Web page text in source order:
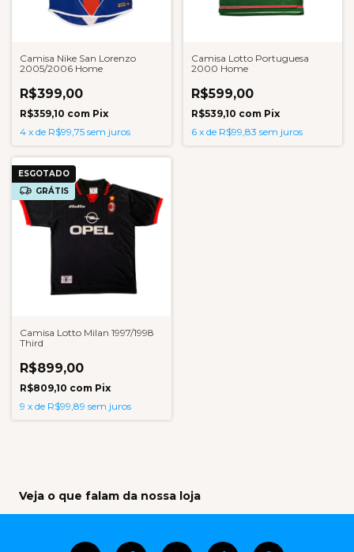
Camisa Nike San Lorenzo
2005/2006 Home
R$399,00
R$359,10 com Pix
4 x de R$99,75 sem juros
Camisa Lotto Portuguesa
2000 Home
R$599,00
R$539,10 com Pix
6 x de R$99,83 sem juros
ESGOTADO
GRÁTIS
Camisa Lotto Milan 1997/1998
Third
R$899,00
R$809,10 com Pix
9 x de R$99,89 sem juros
Veja o que falam da nossa loja